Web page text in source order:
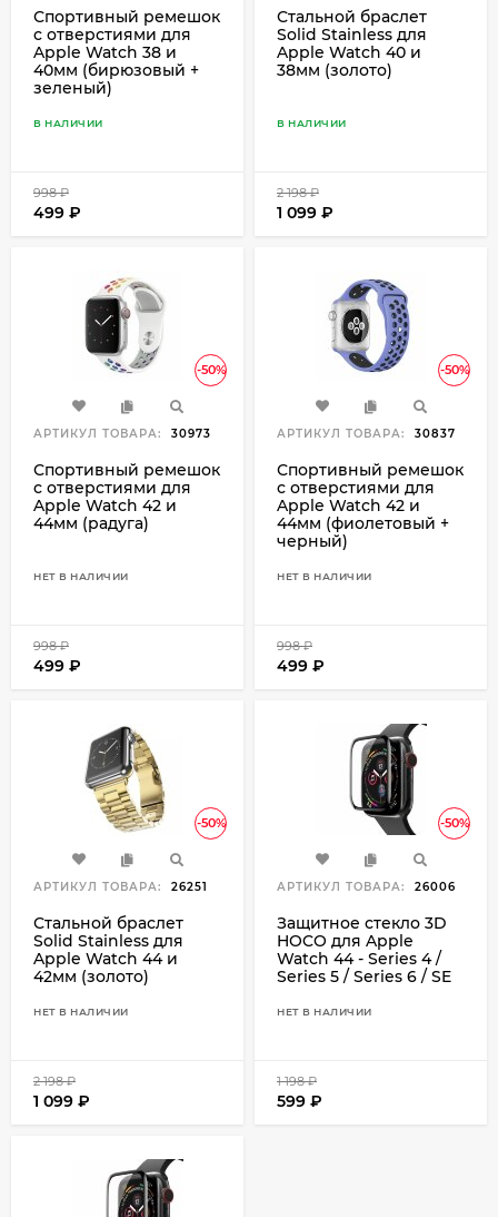
Спортивный ремешок
с отверстиями для
Apple Watch 38 и
40мм (бирюзовый +
зеленый)
В НАЛИЧИИ
998₽
499 ₽
Стальной браслет
Solid Stainless для
Apple Watch 40 и
38мм (золото)
В НАЛИЧИИ
2 198₽
1 099 ₽
-50%
АРТИКУЛ ТОВАРА: 30973
Спортивный ремешок
с отверстиями для
Apple Watch 42 и
44мм (радуга)
НЕТ В НАЛИЧИИ
998₽
499 ₽
-50%
АРТИКУЛ ТОВАРА: 30837
Спортивный ремешок
с отверстиями для
Apple Watch 42 и
44мм (фиолетовый +
черный)
НЕТ В НАЛИЧИИ
998₽
499 ₽
-50%
АРТИКУЛ ТОВАРА: 26251
Стальной браслет
Solid Stainless для
Apple Watch 44 и
42мм (золото)
НЕТ В НАЛИЧИИ
2 198₽
1 099 ₽
-50%
АРТИКУЛ ТОВАРА: 26006
Защитное стекло 3D
HOCO для Apple
Watch 44 - Series 4 /
Series 5 / Series 6 / SE
НЕТ В НАЛИЧИИ
1 198₽
599 ₽